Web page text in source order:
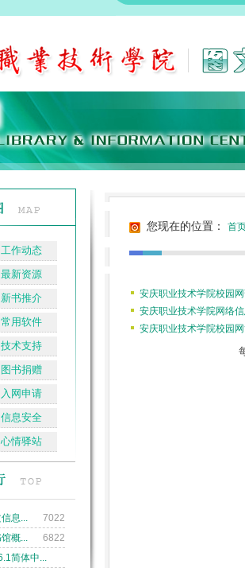
工作动态
最新资源
新书推介
常用软件
技术支持
图书捐赠
入网申请
信息安全
心情驿站
您现在的位置： 首
安庆职业技术学院校园
安庆职业技术学院网络
安庆职业技术学院校园